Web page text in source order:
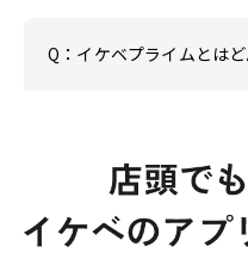
Q：イケベプライムとは